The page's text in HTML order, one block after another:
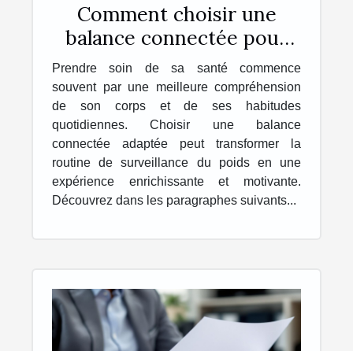
Comment choisir une
balance connectée pour
une meilleure santé ?
Prendre soin de sa santé commence
souvent par une meilleure compréhension
de son corps et de ses habitudes
quotidiennes. Choisir une balance
connectée adaptée peut transformer la
routine de surveillance du poids en une
expérience enrichissante et motivante.
Découvrez dans les paragraphes suivants...